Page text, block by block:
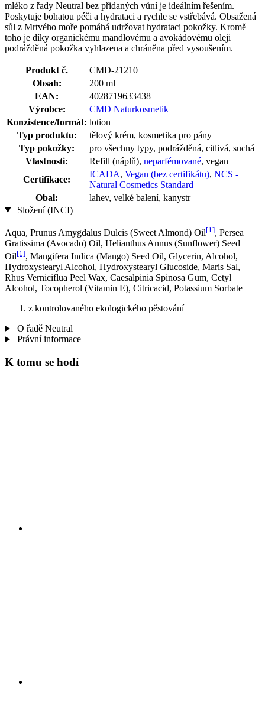
mléko z řady Neutral bez přidaných vůní je ideálním řešením.
Poskytuje bohatou péči a hydrataci a rychle se vstřebává. Obsažená
sůl z Mrtvého moře pomáhá udržovat hydrataci pokožky. Kromě
toho je díky organickému mandlovému a avokádovému oleji
podrážděná pokožka vyhlazena a chráněna před vysoušením.
Produkt č.
CMD-21210
Obsah:
200 ml
EAN:
4028719633438
Výrobce:
CMD Naturkosmetik
Konzistence/formát: lotion
Typ produktu:
tělový krém, kosmetika pro pány
Typ pokožky:
pro všechny typy, podrážděná, citlivá, suchá
Vlastnosti:
Refill (náplň), neparfémované, vegan
Certifikace:
ICADA, Vegan (bez certifikátu), NCS -
Natural Cosmetics Standard
Obal:
lahev, velké balení, kanystr
Složení (INCI)
Aqua, Prunus Amygdalus Dulcis (Sweet Almond) Oil[1], Persea
Gratissima (Avocado) Oil, Helianthus Annus (Sunflower) Seed
Oil[1], Mangifera Indica (Mango) Seed Oil, Glycerin, Alcohol,
Hydroxystearyl Alcohol, Hydroxystearyl Glucoside, Maris Sal,
Rhus Verniciflua Peel Wax, Caesalpinia Spinosa Gum, Cetyl
Alcohol, Tocopherol (Vitamin E), Citricacid, Potassium Sorbate
z kontrolovaného ekologického pěstování
O řadě Neutral
Právní informace
K tomu se hodí